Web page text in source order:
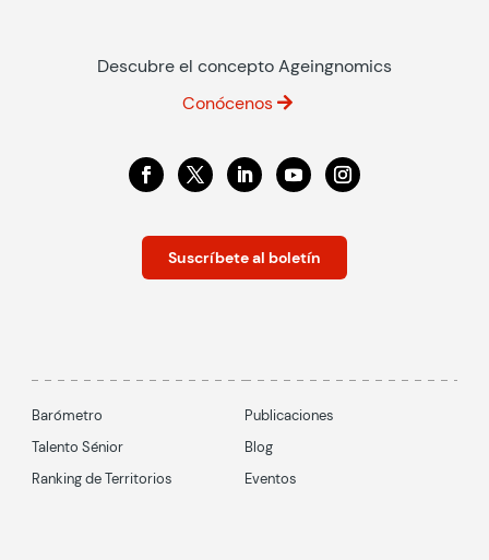
Descubre el concepto Ageingnomics
Conócenos
Suscríbete al boletín
Barómetro
Talento Sénior
Ranking de Territorios
Publicaciones
Blog
Eventos